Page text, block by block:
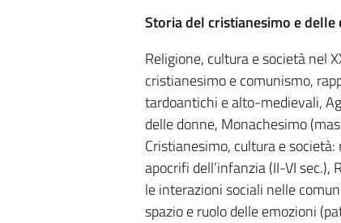
Storia del cristianesimo e delle
Religione, cultura e società nel
cristianesimo e comunismo,
tardoantichi e alto-medievali,
delle donne, Monachesimo
Cristianesimo, cultura e
apocrifi dell’infanzia (II-VI
le interazioni sociali nelle
spazio e ruolo delle emozioni